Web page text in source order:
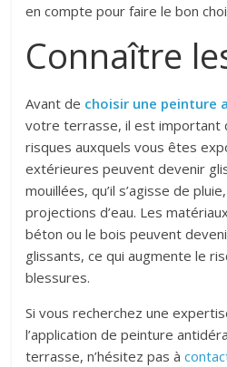
en compte pour faire le bon
Connaître
Avant de choisir une peinture
votre terrasse, il est important
risques auxquels vous êtes
extérieures peuvent devenir
mouillées, qu’il s’agisse de
projections d’eau. Les
béton ou le bois peuvent
glissants, ce qui augmente le
blessures.
Si vous recherchez une
l’application de peinture
terrasse, n’hésitez pas à